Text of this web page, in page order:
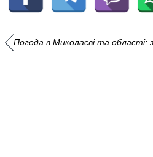
Погода в Миколаєві та області: